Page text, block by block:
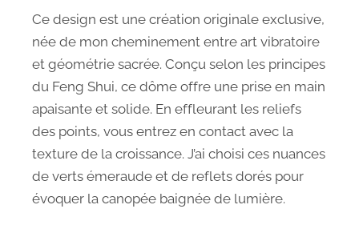
Ce design est une création originale exclusive,
née de mon cheminement entre art vibratoire
et géométrie sacrée. Conçu selon les principes
du Feng Shui, ce dôme offre une prise en main
apaisante et solide. En effleurant les reliefs
des points, vous entrez en contact avec la
texture de la croissance. J’ai choisi ces nuances
de verts émeraude et de reflets dorés pour
évoquer la canopée baignée de lumière.